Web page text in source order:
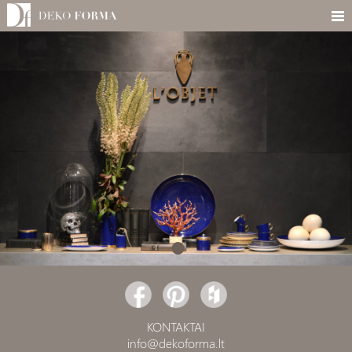
KONTAKTAI
info@dekoforma.lt